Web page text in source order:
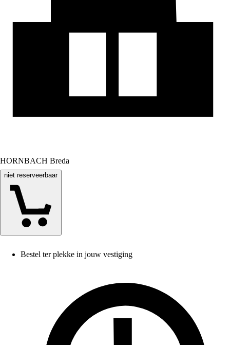
HORNBACH Breda
niet reserveerbaar
Bestel ter plekke in jouw vestiging